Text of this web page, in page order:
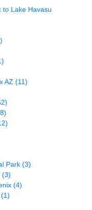
to Lake Havasu
AZ (11)
Park (3)
(3)
(4)
(1)